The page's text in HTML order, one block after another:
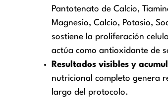
Pantotenato de Calcio,
Magnesio, Calcio, Potasio,
sostiene la proliferación
actúa como antioxidante de
Resultados visibles y
nutricional completo genera
largo del protocolo.